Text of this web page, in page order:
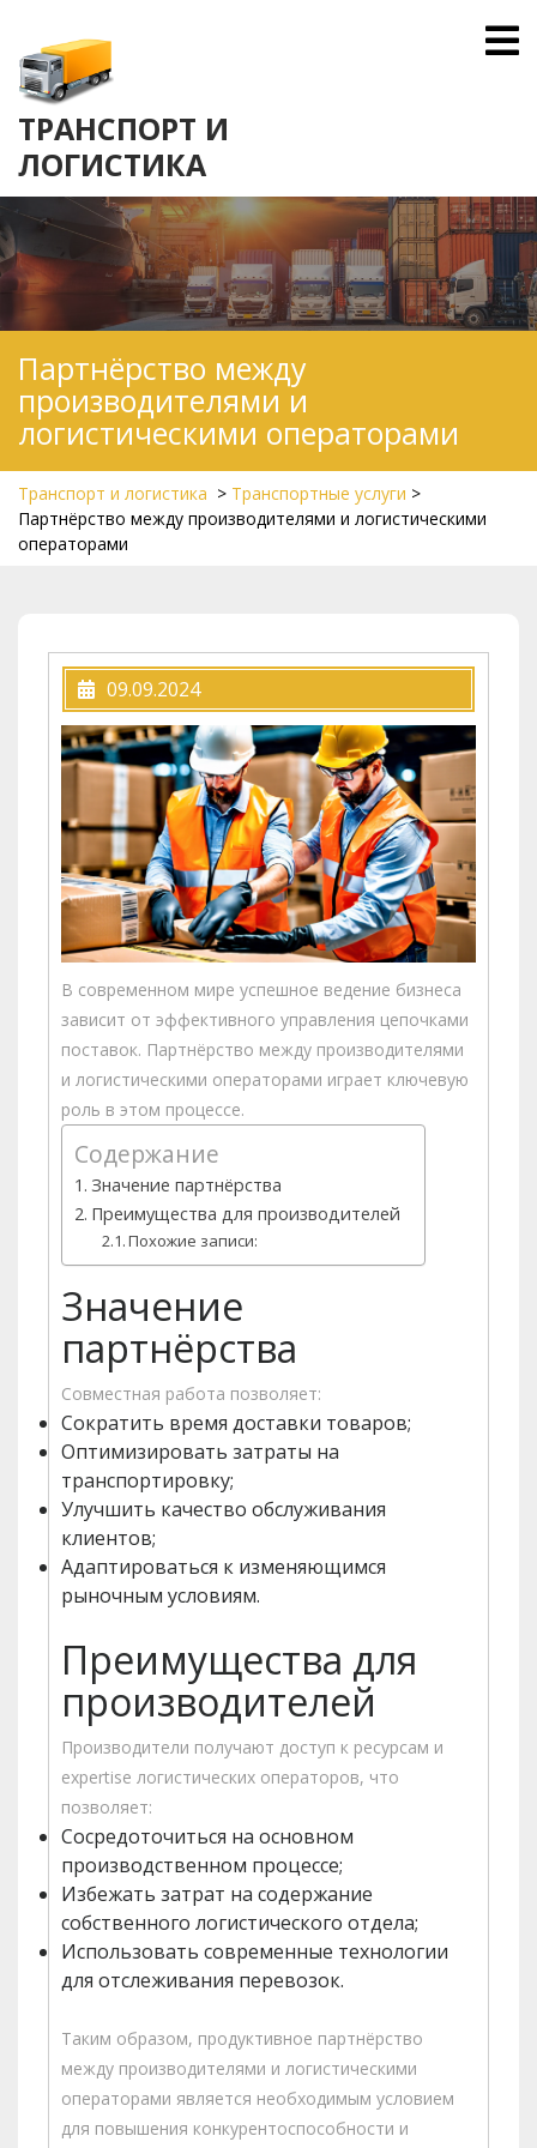
content
ТРАНСПОРТ И
ЛОГИСТИКА
Партнёрство между
производителями и
логистическими операторами
Транспорт и логистика > Транспортные услуги >
Партнёрство между производителями и логистическими
операторами
09.09.2024
В современном мире успешное ведение бизнеса
зависит от эффективного управления цепочками
поставок. Партнёрство между производителями
и логистическими операторами играет ключевую
роль в этом процессе.
Содержание
Значение партнёрства
Преимущества для производителей
Похожие записи:
Значение
партнёрства
Совместная работа позволяет:
Сократить время доставки товаров;
Оптимизировать затраты на
транспортировку;
Улучшить качество обслуживания
клиентов;
Адаптироваться к изменяющимся
рыночным условиям.
Преимущества для
производителей
Производители получают доступ к ресурсам и
expertise логистических операторов, что
позволяет:
Сосредоточиться на основном
производственном процессе;
Избежать затрат на содержание
собственного логистического отдела;
Использовать современные технологии
для отслеживания перевозок.
Таким образом, продуктивное партнёрство
между производителями и логистическими
операторами является необходимым условием
для повышения конкурентоспособности и